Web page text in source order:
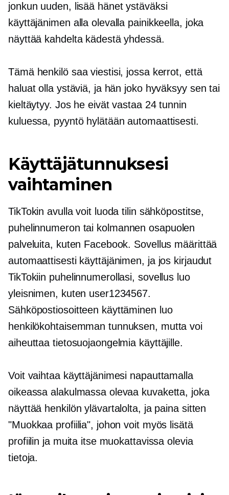
jonkun uuden, lisää hänet ystäväksi
käyttäjänimen alla olevalla painikkeella, joka
näyttää kahdelta kädestä yhdessä.
Tämä henkilö saa viestisi, jossa kerrot, että
haluat olla ystäviä, ja hän joko hyväksyy sen tai
kieltäytyy. Jos he eivät vastaa 24 tunnin
kuluessa, pyyntö hylätään automaattisesti.
Käyttäjätunnuksesi
vaihtaminen
TikTokin avulla voit luoda tilin sähköpostitse,
puhelinnumeron tai kolmannen osapuolen
palveluita, kuten Facebook. Sovellus määrittää
automaattisesti käyttäjänimen, ja jos kirjaudut
TikTokiin puhelinnumerollasi, sovellus luo
yleisnimen, kuten user1234567.
Sähköpostiosoitteen käyttäminen luo
henkilökohtaisemman tunnuksen, mutta voi
aiheuttaa tietosuojaongelmia käyttäjille.
Voit vaihtaa käyttäjänimesi napauttamalla
oikeassa alakulmassa olevaa kuvaketta, joka
näyttää henkilön ylävartalolta, ja paina sitten
"Muokkaa profiilia", johon voit myös lisätä
profiilin ja muita itse muokattavissa olevia
tietoja.